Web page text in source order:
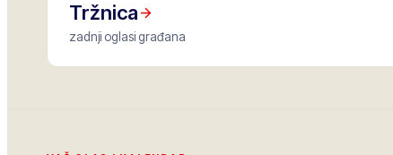
Tržnica
zadnji oglasi građana